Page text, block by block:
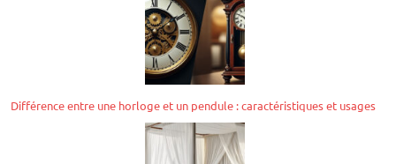
Différence entre une horloge et un pendule : caractéristiques et usages